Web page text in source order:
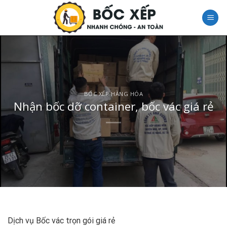
BỐC XẾP HÀNG HÓA
Nhận bốc dỡ container, bốc vác giá rẻ
Dịch vụ Bốc vác trọn gói giá rẻ